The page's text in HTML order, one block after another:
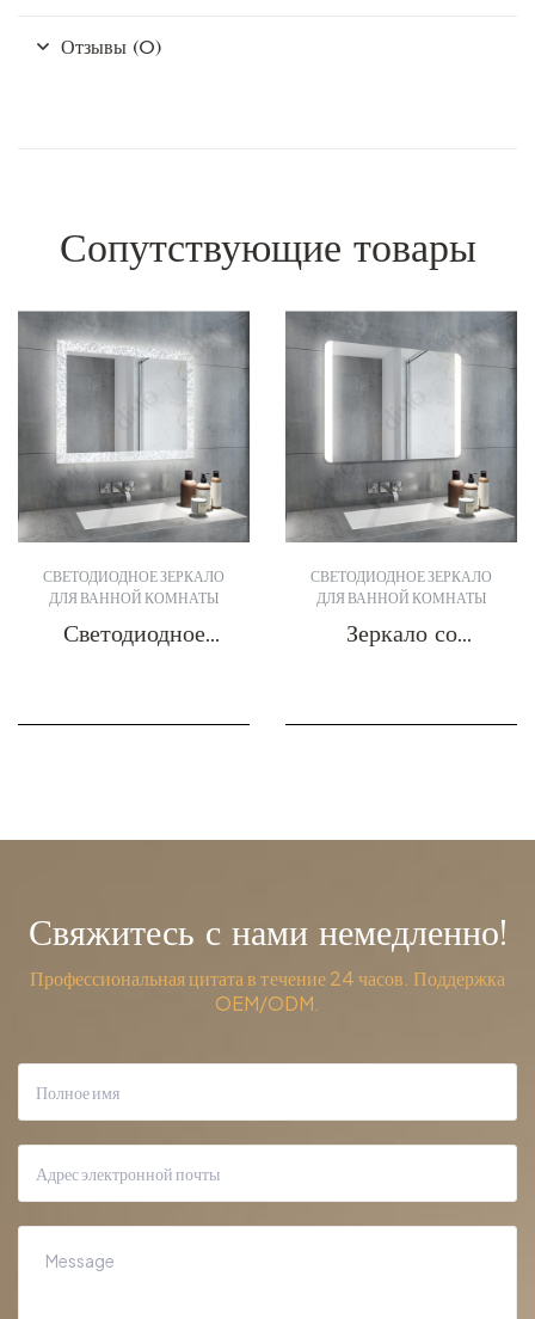
Отзывы (0)
Сопутствующие товары
СВЕТОДИОДНОЕ ЗЕРКАЛО
ДЛЯ ВАННОЙ КОМНАТЫ
Светодиодное
СВЕТОДИОДНОЕ ЗЕРКАЛО
ДЛЯ ВАННОЙ КОМНАТЫ
Зеркало со
21
Свяжитесь с нами немедленно!
Профессиональная цитата в течение 24 часов. Поддержка
OEM/ODM.